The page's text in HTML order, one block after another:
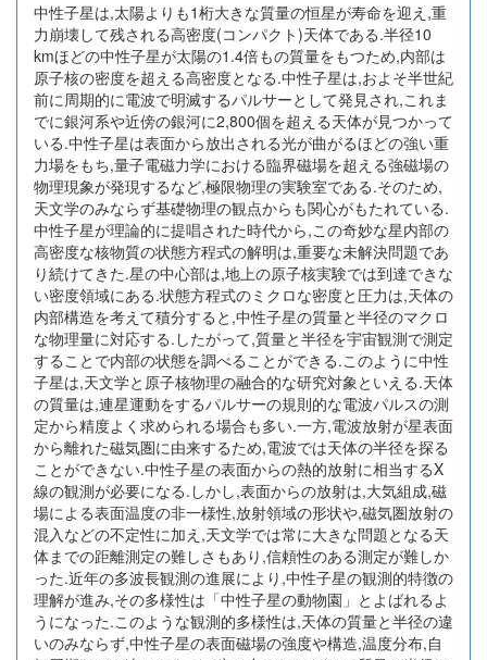
中性子星は,太陽よりも1桁大きな質量の恒星が寿命を迎え,重
力崩壊して残される高密度(コンパクト)天体である.半径10
kmほどの中性子星が太陽の1.4倍もの質量をもつため,内部は
原子核の密度を超える高密度となる.中性子星は,およそ半世紀
前に周期的に電波で明滅するパルサーとして発見され,これま
でに銀河系や近傍の銀河に2,800個を超える天体が見つかって
いる.中性子星は表面から放出される光が曲がるほどの強い重
力場をもち,量子電磁力学における臨界磁場を超える強磁場の
物理現象が発現するなど,極限物理の実験室である.そのため,
天文学のみならず基礎物理の観点からも関心がもたれている.
中性子星が理論的に提唱された時代から,この奇妙な星内部の
高密度な核物質の状態方程式の解明は,重要な未解決問題であ
り続けてきた.星の中心部は,地上の原子核実験では到達できな
い密度領域にある.状態方程式のミクロな密度と圧力は,天体の
内部構造を考えて積分すると,中性子星の質量と半径のマクロ
な物理量に対応する.したがって,質量と半径を宇宙観測で測定
することで内部の状態を調べることができる.このように中性
子星は,天文学と原子核物理の融合的な研究対象といえる.天体
の質量は,連星運動をするパルサーの規則的な電波パルスの測
定から精度よく求められる場合も多い.一方,電波放射が星表面
から離れた磁気圏に由来するため,電波では天体の半径を探る
ことができない.中性子星の表面からの熱的放射に相当するX
線の観測が必要になる.しかし,表面からの放射は,大気組成,磁
場による表面温度の非一様性,放射領域の形状や,磁気圏放射の
混入などの不定性に加え,天文学では常に大きな問題となる天
体までの距離測定の難しさもあり,信頼性のある測定が難しか
った.近年の多波長観測の進展により,中性子星の観測的特徴の
理解が進み,その多様性は「中性子星の動物園」とよばれるよ
うになった.このような観測的多様性は,天体の質量と半径の違
いのみならず,中性子星の表面磁場の強度や構造,温度分布,自